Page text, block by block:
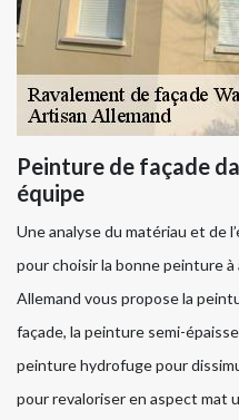
Peinture de façade
équipe
Une analyse du matériau et de
pour choisir la bonne peinture
Allemand vous propose la
façade, la peinture semi-
peinture hydrofuge pour
pour revaloriser en aspect mat